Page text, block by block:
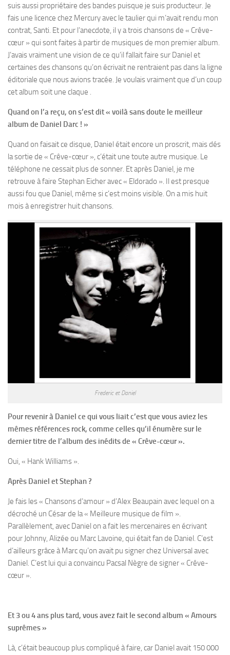
suis aussi propriétaire des bandes puisque je suis producteur. Je
fais une licence chez Mercury avec le taulier qui m’avait rendu mon
contrat, Santi. Et pour l’anecdote, il y a trois chansons de « Crêve-
cœur » qui sont faites à partir de musiques de mon premier album.
J’avais vraiment une vision de ce qu’il fallait faire sur Daniel et
certaines des chansons qu’on écrivait ne rentraient pas dans la ligne
éditoriale que nous avions tracée. Je voulais vraiment que d’un coup
cet album soit une claque .
Quand on l’a reçu, on s’est dit « voilà sans doute le meilleur
album de Daniel Darc ! »
Quand on faisait ce disque, Daniel était encore un proscrit, mais dés
la sortie de « Crêve-cœur », c’était une toute autre musique. Le
téléphone ne cessait plus de sonner. Et après Daniel, je me
retrouve à faire Stephan Eicher avec « Eldorado ». Il est presque
aussi fou que Daniel, même si c’est moins visible. On a mis huit
mois à enregistrer huit chansons.
Frederic et Daniel
Pour revenir à Daniel ce qui vous liait c’est que vous aviez les
mêmes références rock, comme celles qu’il énumère sur le
dernier titre de l’album des inédits de « Crêve-cœur ».
Oui, « Hank Williams ».
Après Daniel et Stephan ?
Je fais les « Chansons d’amour » d’Alex Beaupain avec lequel on a
décroché un César de la « Meilleure musique de film ».
Parallèlement, avec Daniel on a fait les mercenaires en écrivant
pour Johnny, Alizée ou Marc Lavoine, qui était fan de Daniel. C’est
d’ailleurs grâce à Marc qu’on avait pu signer chez Universal avec
Daniel. C’est lui qui a convaincu Pacsal Nègre de signer « Crêve-
cœur ».
Et 3 ou 4 ans plus tard, vous avez fait le second album « Amours
suprêmes »
Là, c’était beaucoup plus compliqué à faire, car Daniel avait 150 000